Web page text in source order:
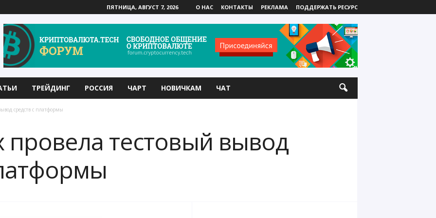
ПЯТНИЦА, АВГУСТ 7, 2026 О НАС КОНТАКТЫ РЕКЛАМА ПОДДЕРЖАТЬ РЕСУРС
ТРЕЙДИНГ РОССИЯ ЧАРТ НОВИЧКАМ ЧАТ
средств с платформы
провела тестовый вывод